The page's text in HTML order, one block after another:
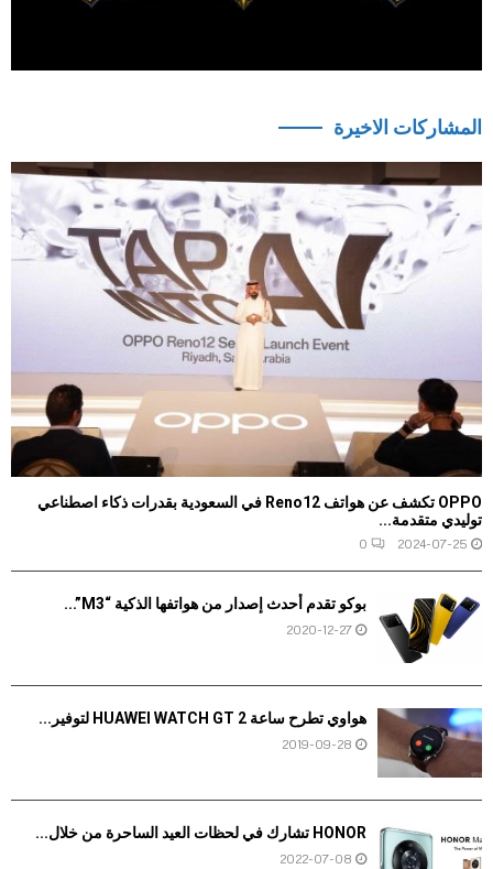
المشاركات الاخيرة
OPPO تكشف عن هواتف Reno12 في السعودية بقدرات ذكاء اصطناعي
توليدي متقدمة...
2024-07-25
0
بوكو تقدم أحدث إصدار من هواتفها الذكية “M3”...
2020-12-27
هواوي تطرح ساعة HUAWEI WATCH GT 2 لتوفير...
2019-09-28
HONOR تشارك في لحظات العيد الساحرة من خلال...
2022-07-08